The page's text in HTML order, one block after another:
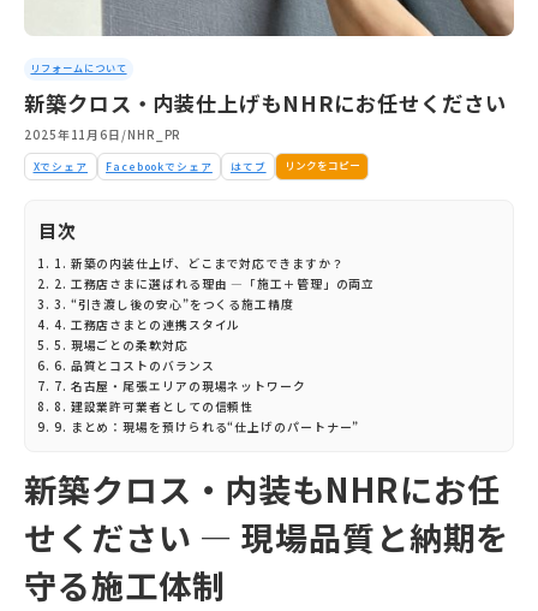
リフォームについて
新築クロス・内装仕上げもNHRにお任せください
2025年11月6日 /NHR_PR
Xでシェア Facebookでシェア はてブ リンクをコピー
目次
1. 新築の内装仕上げ、どこまで対応できますか？
2. 工務店さまに選ばれる理由 ―「施工＋管理」の両立
3. “引き渡し後の安心”をつくる施工精度
4. 工務店さまとの連携スタイル
5. 現場ごとの柔軟対応
6. 品質とコストのバランス
7. 名古屋・尾張エリアの現場ネットワーク
8. 建設業許可業者としての信頼性
9. まとめ：現場を預けられる“仕上げのパートナー”
新築クロス・内装もNHRにお任
せください ― 現場品質と納期を
守る施工体制